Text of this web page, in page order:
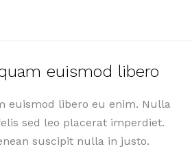
euismod libero
euismod libero eu enim. Nulla
sed leo placerat imperdiet.
suscipit nulla in justo.